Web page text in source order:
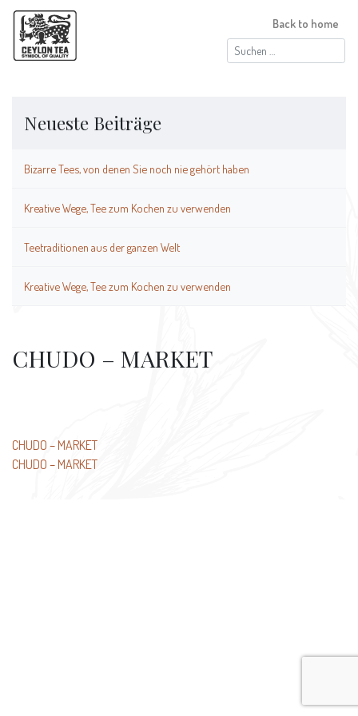
Suchen
nach:
Back to home
Neueste Beiträge
Bizarre Tees, von denen Sie noch nie gehört haben
Kreative Wege, Tee zum Kochen zu verwenden
Teetraditionen aus der ganzen Welt
Kreative Wege, Tee zum Kochen zu verwenden
CHUDO – MARKET
Beitragsnavigation
CHUDO – MARKET
CHUDO – MARKET